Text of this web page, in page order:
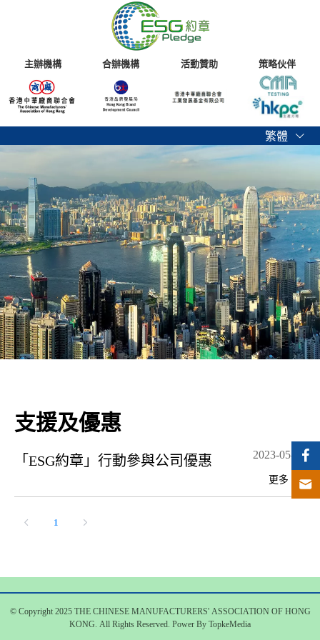
主辦機構 合辦機構 活動贊助 策略伙伴
繁體
支援及優惠
2023-05-10
更多
「ESG約章」行動參與公司優惠
1
© Copyright 2025 THE CHINESE MANUFACTURERS' ASSOCIATION OF HONG
KONG. All Rights Reserved. Power By TopkeMedia